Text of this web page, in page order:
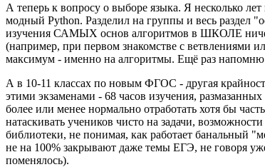
А теперь к вопросу о выборе языка. Я несколько
модный Python. Разделил на группы и весь раздел
изучения САМЫХ основ алгоритмов в ШКОЛЕ ничего
(например, при первом знакомстве с ветвлениями
максимум - именно на алгоритмы. Ещё раз
А в 10-11 классах по новым ФГОС - другая
этими экзаменами - 68 часов изучения,
более или менее нормально отработать хотя бы
натаскивать учеников чисто на задачи,
библиотеки, не понимая, как работает банальный
не на 100% закрывают даже темы ЕГЭ, не говоря
поменялось).